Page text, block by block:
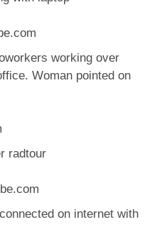
working over
Woman pointed on
radtour
on internet with